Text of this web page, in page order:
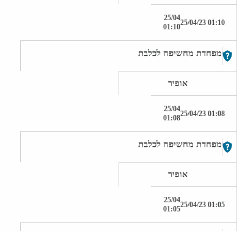
01:10 25/04/23
25/04
01:10
מפחדת מחשיפה לכלבת
אופיר
01:08 25/04/23
25/04
01:08
מפחדת מחשיפה לכלבת
אופיר
01:05 25/04/23
25/04
01:05